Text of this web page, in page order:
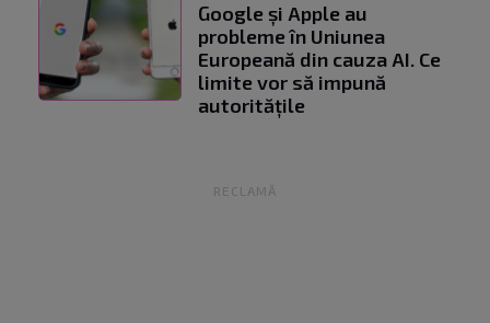
Google și Apple au
probleme în Uniunea
Europeană din cauza AI. Ce
limite vor să impună
autoritățile
RECLAMĂ